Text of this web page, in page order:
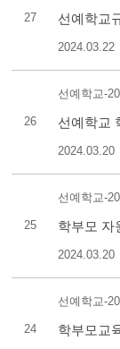
27 선예학교
2024.03.22
26
선예학교-
선예학교
2024.03.20
25
선예학교-
학부모 자
2024.03.20
24
선예학교-
학부모교